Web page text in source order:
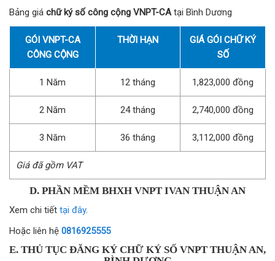
Bảng giá chữ ký số công cộng VNPT-CAtại Bình Dương
GÓI VNPT-CA
CÔNG CỘNG
THỜI HẠN
GIÁ GÓI CHỮ KÝ
SỐ
1 Năm 12 tháng 1,823,000 đồng
2 Năm 24 tháng 2,740,000 đồng
3 Năm 36 tháng 3,112,000 đồng
Giá đã gồm VAT
D. PHẦN MỀM BHXH VNPT IVAN THUẬN AN
Xem chi tiết tại đây.
Hoặc liên hệ 0816925555
E. THỦ TỤC ĐĂNG KÝ CHỮ KÝ SỐ VNPT THUẬN AN,